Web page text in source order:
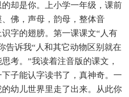
是你。上小学一年级，课前
佛，声母，韵母，整体音
字的翅膀。第一课课文“人有
告诉我“人和其它动物区别就在
考。”我读着注音版的课文，
子能认字读书了，真神奇。一
幼儿世界里走了出来。从此你